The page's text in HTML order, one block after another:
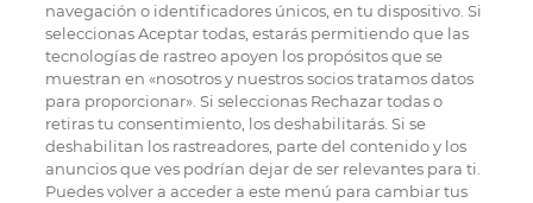
navegación o identificadores únicos, en tu dispositivo. Si
seleccionas Aceptar todas, estarás permitiendo que las
tecnologías de rastreo apoyen los propósitos que se
muestran en «nosotros y nuestros socios tratamos datos
para proporcionar». Si seleccionas Rechazar todas o
retiras tu consentimiento, los deshabilitarás. Si se
deshabilitan los rastreadores, parte del contenido y los
anuncios que ves podrían dejar de ser relevantes para ti.
Puedes volver a acceder a este menú para cambiar tus